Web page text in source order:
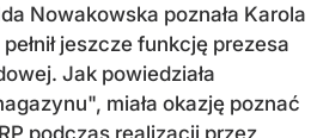
Nowakowska poznała Karola
jeszcze funkcję prezesa
Jak powiedziała
miała okazję poznać
podczas realizacji przez